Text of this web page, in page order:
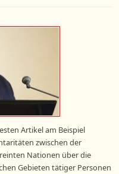
Artikel am Beispiel
zwischen der
Nationen über die
Gebieten tätiger Personen